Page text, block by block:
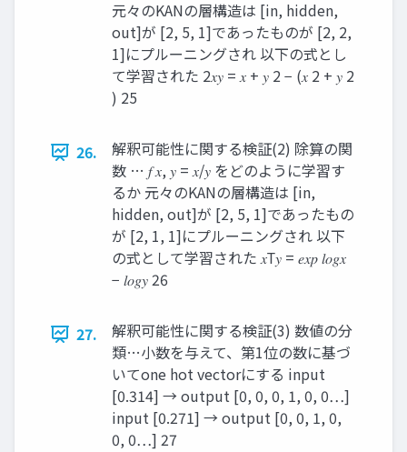
元々のKANの層構造は [in, hidden,
out]が [2, 5, 1]であったものが [2, 2,
1]にプルーニングされ 以下の式とし
て学習された 2𝑥𝑦 = 𝑥 + 𝑦 2 − (𝑥 2 + 𝑦 2
) 25
26.
解釈可能性に関する検証(2) 除算の関
数 … 𝑓 𝑥, 𝑦 = 𝑥/𝑦 をどのように学習す
るか 元々のKANの層構造は [in,
hidden, out]が [2, 5, 1]であったもの
が [2, 1, 1]にプルーニングされ 以下
の式として学習された 𝑥Τ𝑦 = 𝑒𝑥𝑝 𝑙𝑜𝑔𝑥
− 𝑙𝑜𝑔𝑦 26
27.
解釈可能性に関する検証(3) 数値の分
類…小数を与えて、第1位の数に基づ
いてone hot vectorにする input
[0.314] → output [0, 0, 0, 1, 0, 0…]
input [0.271] → output [0, 0, 1, 0,
0, 0…] 27